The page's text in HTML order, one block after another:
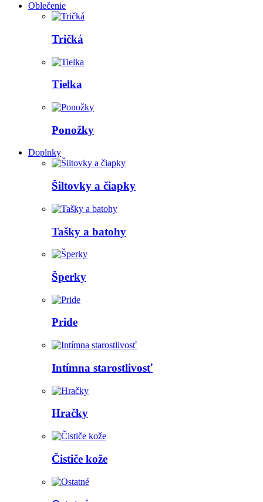
Oblečenie
Tričká
Tielka
Ponožky
Doplnky
Šiltovky a čiapky
Tašky a batohy
Šperky
Pride
Intímna starostlivosť
Hračky
Čističe kože